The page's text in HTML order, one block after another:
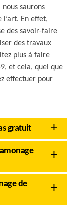
saurons
l’art. En effet,
des savoir-faire
des travaux
plus à faire
et cela, quel que
effectuer pour
gratuit
de